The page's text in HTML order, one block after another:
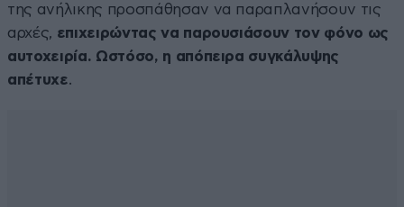
της ανήλικης προσπάθησαν να παραπλανήσουν τις
αρχές, επιχειρώντας να παρουσιάσουν τον φόνο ως
αυτοχειρία. Ωστόσο, η απόπειρα συγκάλυψης
απέτυχε.